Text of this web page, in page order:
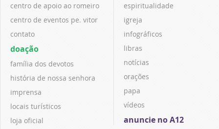
centro de apoio ao romeiro
centro de eventos pe. vitor
contato
doação
família dos devotos
história de nossa senhora
imprensa
locais turísticos
loja oficial
espiritualidade
igreja
infográficos
libras
notícias
orações
papa
vídeos
anuncie no A12